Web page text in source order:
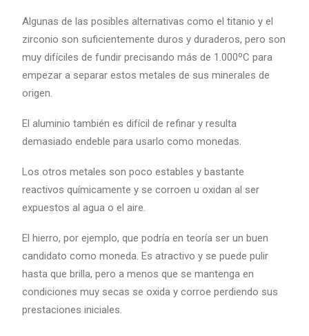
Algunas de las posibles alternativas como el titanio y el
zirconio son suficientemente duros y duraderos, pero son
muy difíciles de fundir precisando más de 1.000ºC para
empezar a separar estos metales de sus minerales de
origen.
El aluminio también es difícil de refinar y resulta
demasiado endeble para usarlo como monedas.
Los otros metales son poco estables y bastante
reactivos químicamente y se corroen u oxidan al ser
expuestos al agua o el aire.
El hierro, por ejemplo, que podría en teoría ser un buen
candidato como moneda. Es atractivo y se puede pulir
hasta que brilla, pero a menos que se mantenga en
condiciones muy secas se oxida y corroe perdiendo sus
prestaciones iniciales.